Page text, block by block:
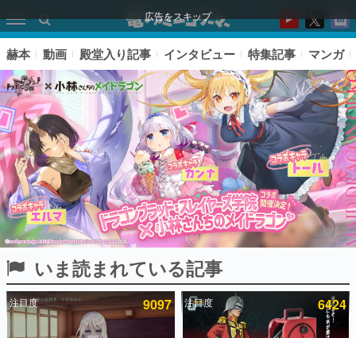
広告をスキップ
ピックアップ
電ファミのいま読まれている記事ランキング
赫本 動画 殿堂入り記事 インタビュー 特集記事 マンガ
いま読まれている記事
注目度 9097 注目度 6424